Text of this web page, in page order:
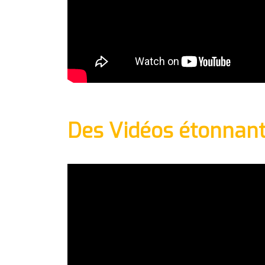
Des Vidéos